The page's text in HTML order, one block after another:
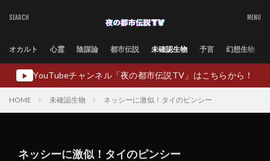
オカルト 心霊 陰謀論 都市伝説 未確認生物 予言 幻想生物
▶ YouTubeチャンネル「夜の都市伝説TV」はこちらから！
HOME 未確認生物 ネッシーに激似！タイのピンシー
ネッシーに激似！タイのピンシー